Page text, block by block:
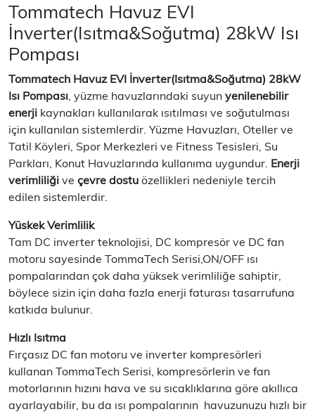
Tommatech Havuz EVI
İnverter(Isıtma&Soğutma) 28kW Isı
Pompası
Tommatech Havuz EVI İnverter(Isıtma&Soğutma) 28kW
Isı Pompası, yüzme havuzlarındaki suyun yenilenebilir
enerji kaynakları kullanılarak ısıtılması ve soğutulması
için kullanılan sistemlerdir. Yüzme Havuzları, Oteller ve
Tatil Köyleri, Spor Merkezleri ve Fitness Tesisleri, Su
Parkları, Konut Havuzlarında kullanıma uygundur. Enerji
verimliliği ve çevre dostu özellikleri nedeniyle tercih
edilen sistemlerdir.
Yüskek Verimlilik
Tam DC inverter teknolojisi, DC kompresör ve DC fan
motoru sayesinde TommaTech Serisi,ON/OFF ısı
pompalarından çok daha yüksek verimliliğe sahiptir,
böylece sizin için daha fazla enerji faturası tasarrufuna
katkıda bulunur.
Hızlı Isıtma
Fırçasız DC fan motoru ve inverter kompresörleri
kullanan TommaTech Serisi, kompresörlerin ve fan
motorlarının hızını hava ve su sıcaklıklarına göre akıllıca
ayarlayabilir, bu da ısı pompalarının havuzunuzu hızlı bir